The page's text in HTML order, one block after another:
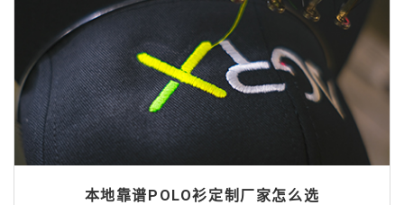
本地靠谱POLO衫定制厂家怎么选